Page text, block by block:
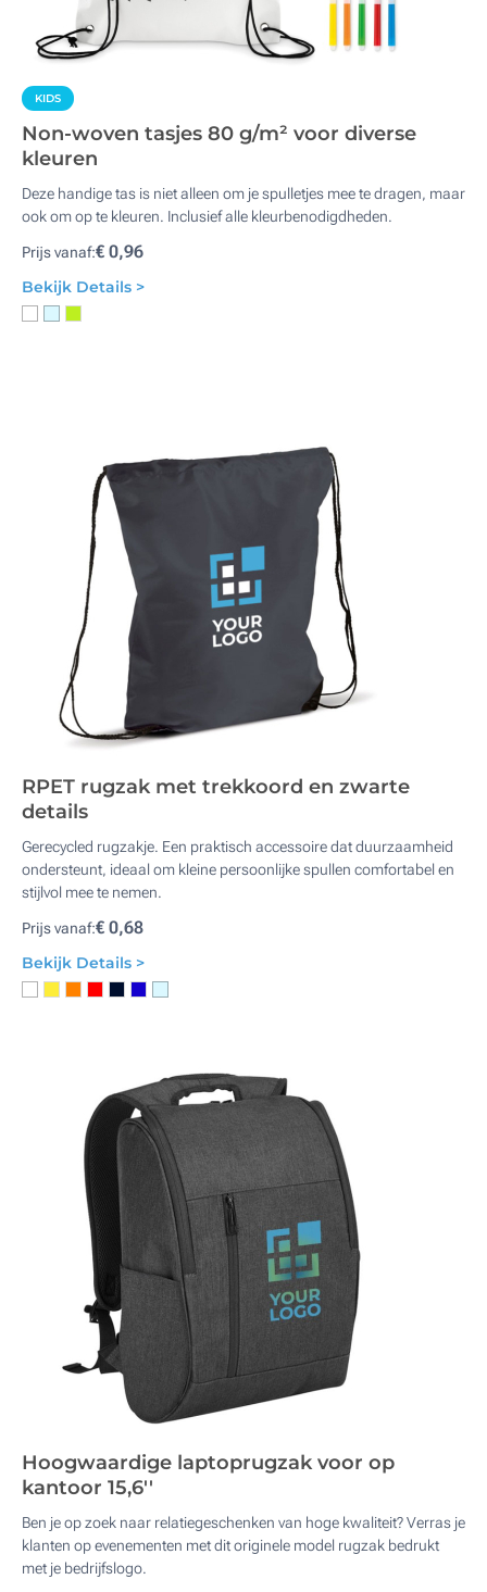
KIDS
Non-woven tasjes 80 g/m² voor diverse
kleuren
Deze handige tas is niet alleen om je spulletjes mee te dragen, maar
ook om op te kleuren. Inclusief alle kleurbenodigdheden.
Prijs vanaf:€ 0,96
Bekijk Details >
RPET rugzak met trekkoord en zwarte
details
Gerecycled rugzakje. Een praktisch accessoire dat duurzaamheid
ondersteunt, ideaal om kleine persoonlijke spullen comfortabel en
stijlvol mee te nemen.
Prijs vanaf:€ 0,68
Bekijk Details >
Hoogwaardige laptoprugzak voor op
kantoor 15,6''
Ben je op zoek naar relatiegeschenken van hoge kwaliteit? Verras je
klanten op evenementen met dit originele model rugzak bedrukt
met je bedrijfslogo.